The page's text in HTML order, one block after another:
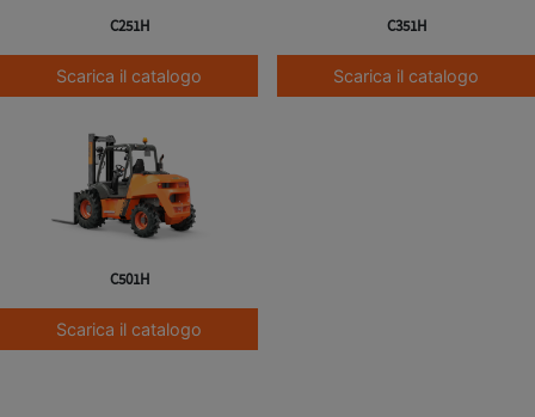
C251H
Scarica il catalogo
C351H
Scarica il catalogo
C501H
Scarica il catalogo